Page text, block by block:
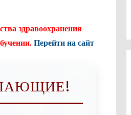
здравоохранения
Перейти на сайт